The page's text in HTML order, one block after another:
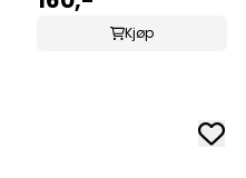
Kjøp